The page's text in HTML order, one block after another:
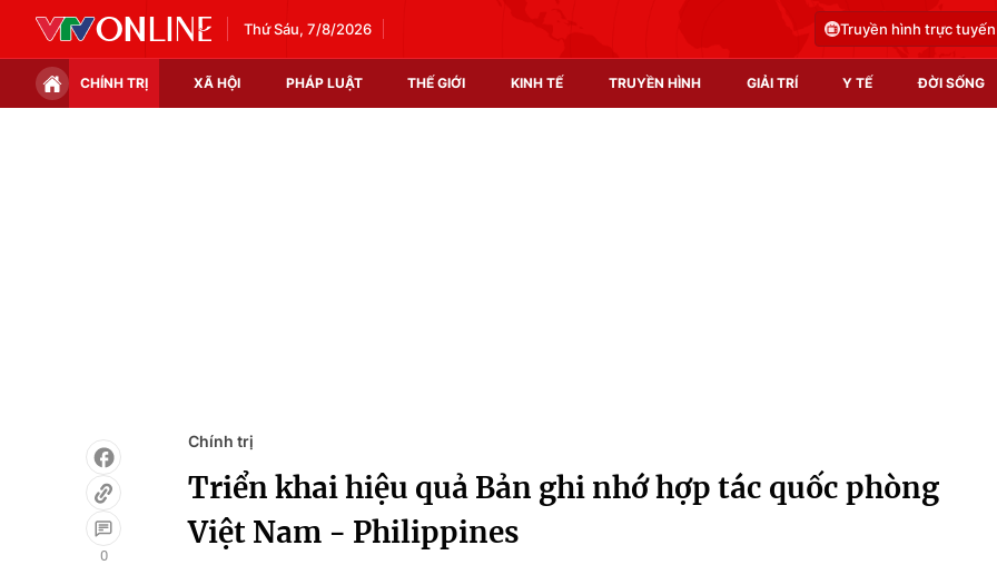
Thứ Sáu, 7/8/2026 Truyền hình trực tuyến
CHÍNH TRỊ XÃ HỘI PHÁP LUẬT THẾ GIỚI KINH TẾ TRUYỀN HÌNH GIẢI TRÍ Y TẾ ĐỜI SỐNG
Infographic
0
Chính trị
Triển khai hiệu quả Bản ghi nhớ hợp tác quốc phòng
Việt Nam - Philippines